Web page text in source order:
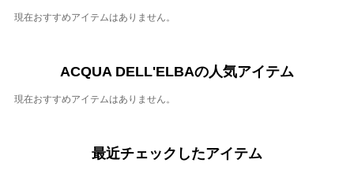
現在おすすめアイテムはありません。
ACQUA DELL'ELBAの人気アイテム
現在おすすめアイテムはありません。
最近チェックしたアイテム